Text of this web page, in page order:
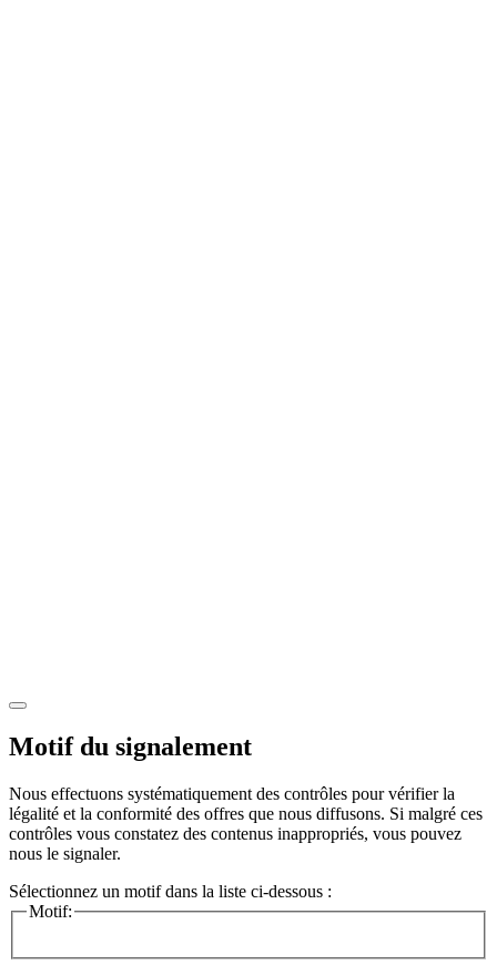
Motif du signalement
Nous effectuons systématiquement des contrôles pour vérifier la
légalité et la conformité des offres que nous diffusons. Si malgré ces
contrôles vous constatez des contenus inappropriés, vous pouvez
nous le signaler.
Sélectionnez un motif dans la liste ci-dessous :
Motif: